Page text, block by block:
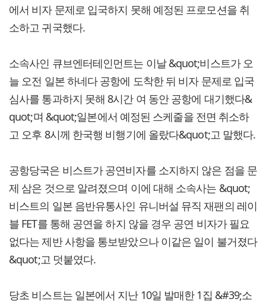
에서 비자 문제로 입국하지 못해 예정된 프로모션을 취
소하고 귀국했다.
소속사인 큐브엔터테인먼트는 이날 &quot;비스트가 오
늘 오전 일본 하네다 공항에 도착한 뒤 비자 문제로 입국
심사를 통과하지 못해 8시간 여 동안 공항에 대기했다&
quot;며 &quot;일본에서 예정된 스케줄을 전면 취소하
고 오후 8시께 한국행 비행기에 올랐다&quot;고 말했다.
공항당국은 비스트가 공연비자를 소지하지 않은 점을 문
제 삼은 것으로 알려졌으며 이에 대해 소속사는 &quot;
비스트의 일본 음반유통사인 유니버설 뮤직 재팬의 레이
블 FET를 통해 공연을 하지 않을 경우 공연 비자가 필요
없다는 제반 사항을 통보받았으나 이같은 일이 불거졌다
&quot;고 덧붙였다.
당초 비스트는 일본에서 지난 10일 발매한 1집 &#39;소